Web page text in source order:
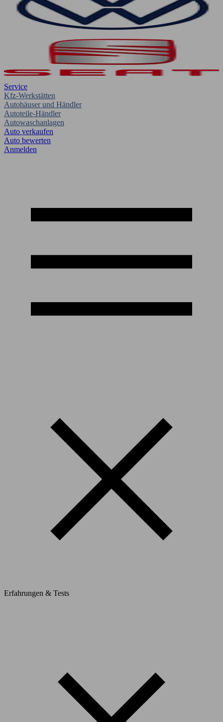
Service
Kfz-Werkstätten
Autohäuser und Händler
Autoteile-Händler
Autowaschanlagen
Auto verkaufen
Auto bewerten
Anmelden
Erfahrungen & Tests